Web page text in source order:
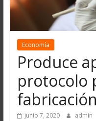
Economía
Produce
protocolo
junio 7, 2020 admin